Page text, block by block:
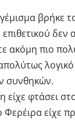
βρήκε
πιο
συνθηκών.
είχε φτάσει
είχε